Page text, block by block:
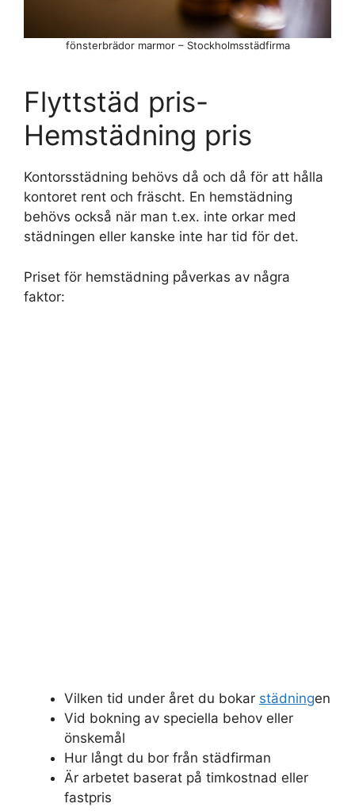
fönsterbrädor marmor – Stockholmsstädfirma
Flyttstäd pris-
Hemstädning pris
Kontorsstädning behövs då och då för att hålla
kontoret rent och fräscht. En hemstädning
behövs också när man t.ex. inte orkar med
städningen eller kanske inte har tid för det.
Priset för hemstädning påverkas av några
faktor:
Vilken tid under året du bokar städningen
Vid bokning av speciella behov eller
önskemål
Hur långt du bor från städfirman
Är arbetet baserat på timkostnad eller
fastpris